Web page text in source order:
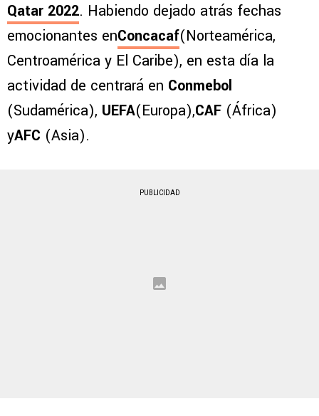
Qatar 2022. Habiendo dejado atrás fechas
emocionantes enConcacaf(Norteamérica,
Centroamérica y El Caribe), en esta día la
actividad de centrará en Conmebol
(Sudamérica), UEFA(Europa),CAF (África)
yAFC (Asia).
PUBLICIDAD